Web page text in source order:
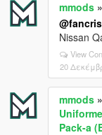
mmods »
Nissan
View
20
mmods »
Pack-a